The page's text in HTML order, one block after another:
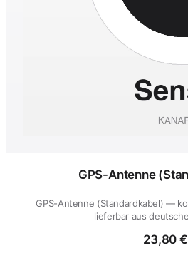
GPS-Antenne
GPS-Antenne (Standardkabel) —
lieferbar aus
23,80 €